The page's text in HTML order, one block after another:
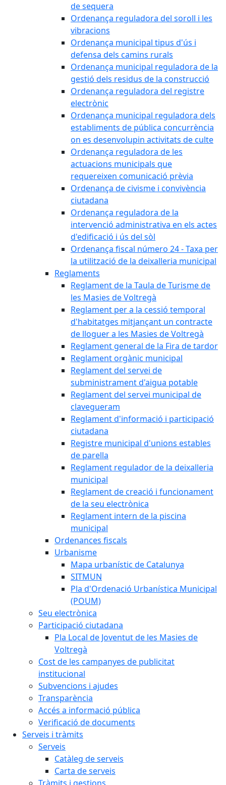
de sequera
Ordenança reguladora del soroll i les
vibracions
Ordenança municipal tipus d'ús i
defensa dels camins rurals
Ordenança municipal reguladora de la
gestió dels residus de la construcció
Ordenança reguladora del registre
electrònic
Ordenança municipal reguladora dels
establiments de pública concurrència
on es desenvolupin activitats de culte
Ordenança reguladora de les
actuacions municipals que
requereixen comunicació prèvia
Ordenança de civisme i convivència
ciutadana
Ordenança reguladora de la
intervenció administrativa en els actes
d'edificació i ús del sòl
Ordenança fiscal número 24 - Taxa per
la utilització de la deixalleria municipal
Reglaments
Reglament de la Taula de Turisme de
les Masies de Voltregà
Reglament per a la cessió temporal
d'habitatges mitjançant un contracte
de lloguer a les Masies de Voltregà
Reglament general de la Fira de tardor
Reglament orgànic municipal
Reglament del servei de
subministrament d'aigua potable
Reglament del servei municipal de
clavegueram
Reglament d'informació i participació
ciutadana
Registre municipal d'unions estables
de parella
Reglament regulador de la deixalleria
municipal
Reglament de creació i funcionament
de la seu electrònica
Reglament intern de la piscina
municipal
Ordenances fiscals
Urbanisme
Mapa urbanístic de Catalunya
SITMUN
Pla d'Ordenació Urbanística Municipal
(POUM)
Seu electrònica
Participació ciutadana
Pla Local de Joventut de les Masies de
Voltregà
Cost de les campanyes de publicitat
institucional
Subvencions i ajudes
Transparència
Accés a informació pública
Verificació de documents
Serveis i tràmits
Serveis
Catàleg de serveis
Carta de serveis